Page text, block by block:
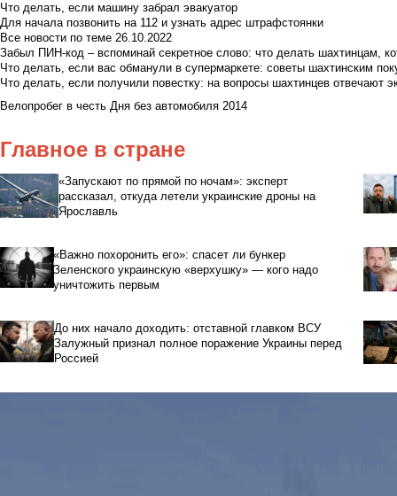
Что делать, если машину забрал эвакуатор
Для начала позвонить на 112 и узнать адрес штрафстоянки
Все новости по теме 26.10.2022
Забыл ПИН-код – вспоминай секретное слово: что делать шахтинцам,
Что делать, если вас обманули в супермаркете: советы шахтинским
Что делать, если получили повестку: на вопросы шахтинцев отвечают
Велопробег в честь Дня без автомобиля 2014
Главное в стране
«Запускают по прямой по ночам»: эксперт
рассказал, откуда летели украинские дроны на
Ярославль
«Важно похоронить его»: спасет ли бункер
Зеленского украинскую «верхушку» — кого надо
уничтожить первым
До них начало доходить: отставной главком ВСУ
Залужный признал полное поражение Украины перед
Россией